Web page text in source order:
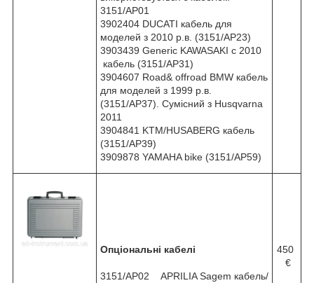
3151/AP01
3902404 DUCATI кабель для
моделей з 2010 р.в. (3151/AP23)
3903439 Generic KAWASAKI с 2010
кабель (3151/AP31)
3904607 Road& offroad BMW кабель
для моделей з 1999 р.в.
(3151/AP37). Сумісний з Husqvarna
2011
3904841 KTM/HUSABERG кабель
(3151/AP39)
3909878 YAMAHA bike (3151/AP59)
Опціональні кабелі
3151/AP02 APRILIA Sagem кабель/
450
€